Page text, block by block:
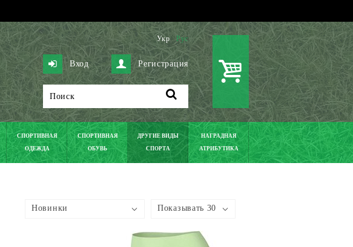
Укр Рус
Вход Регистрация
СПОРТИВНАЯ
ОДЕЖДА
СПОРТИВНАЯ
ОБУВЬ
ДРУГИЕ ВИДЫ
СПОРТА
НАГРАДНАЯ
АТРИБУТИКА
Новинки Показывать 30